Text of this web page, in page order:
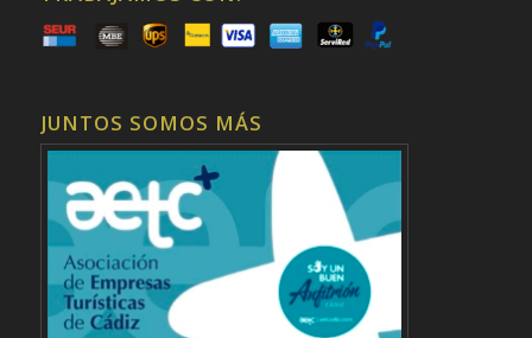
JUNTOS SOMOS MÁS